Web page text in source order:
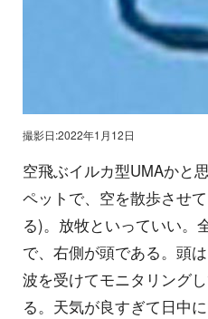
撮影日:2022年1月12日
空飛ぶイルカ型UMAかと
ペットで、空を散歩させ
る)。放牧といっていい。
で、右側が頭である。頭
波を受けてモニタリング
る。天気が良すぎて日中